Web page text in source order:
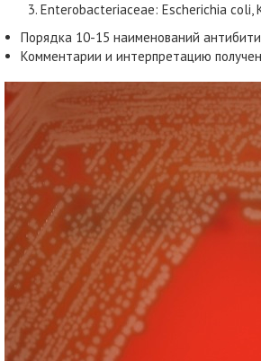
Enterobacteriaceae: Escherichia
Порядка 10-15 наименований
Комментарии и интерпретацию